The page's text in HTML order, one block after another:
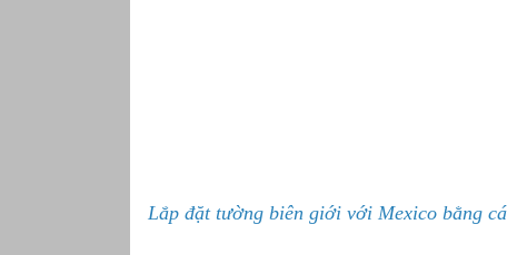
Lắp đặt tường biên giới với Mexico bằng